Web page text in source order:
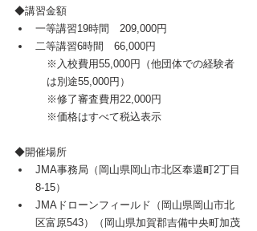
◆講習金額
一等講習19時間　209,000円
二等講習6時間　66,000円
※入校費用55,000円（他団体での経験者
は別途55,000円）
※修了審査費用22,000円
※価格はすべて税込表示
◆開催場所
JMA事務局（岡山県岡山市北区奉還町2丁目
8-15）
JMAドローンフィールド（岡山県岡山市北
区富原543）（岡山県加賀郡吉備中央町加茂